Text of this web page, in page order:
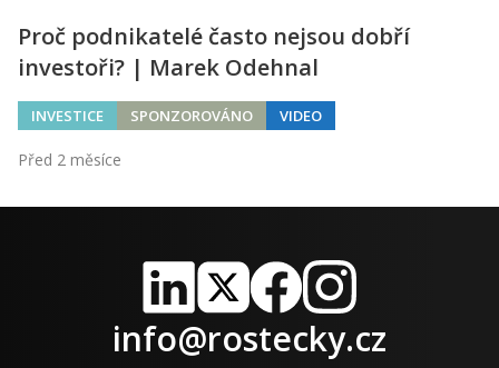
Proč podnikatelé často nejsou dobří
investoři? | Marek Odehnal
INVESTICE SPONZOROVÁNO VIDEO
Před 2 měsíce
LinkedIn
X FacebookInstagram
info@rostecky.cz